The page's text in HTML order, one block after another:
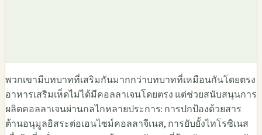
พวกเขามีบทบาทที่เสริมกันมากกว่าบทบาทที่เหมือนกันโดยตรง
อาหารเสริมเห็ดไม่ได้มีคอลลาเจนโดยตรง แต่ช่วยสนับสนุนการ
ผลิตคอลลาเจนผ่านกลไกหลายประการ: การปกป้องด้วยสาร
ต้านอนุมูลอิสระต่อเอนไซม์คอลลาจีเนส, การยับยั้งไทโรซิเนส